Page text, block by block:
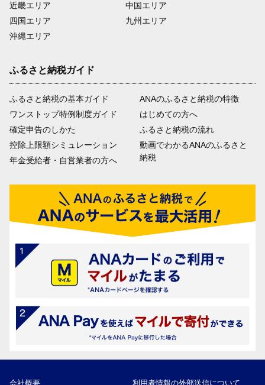
近畿エリア
四国エリア
沖縄エリア
中国エリア
九州エリア
ふるさと納税ガイド
ふるさと納税の基本ガイド
ワンストップ特例制度ガイド
確定申告のしかた
控除上限額シミュレーション
年金受給者・自営業者の方へ
ANAのふるさと納税の特徴
はじめての方へ
ふるさと納税の流れ
動画でわかるANAのふるさと
納税
会社概要 利用者情報の外部送信について